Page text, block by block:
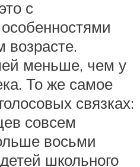
с
возрасте.
меньше, чем у
То же самое
связках:
совсем
восьми
школьного